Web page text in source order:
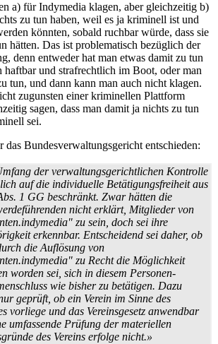
a) für Indymedia klagen, aber gleichzeitig b)
zu tun haben, weil es ja kriminell ist und
könnten, sobald ruchbar würde, dass sie
hätten. Das ist problematisch bezüglich der
denn entweder hat man etwas damit zu tun
haftbar und strafrechtlich im Boot, oder man
tun, und dann kann man auch nicht klagen.
zugunsten einer kriminellen Plattform
sagen, dass man damit ja nichts zu tun
sei.
das Bundesverwaltungsgericht entschieden:
der verwaltungsgerichtlichen Kontrolle
auf die individuelle Betätigungs­freiheit aus
1 GG beschränkt. Zwar hätten die
nicht erklärt, Mitglieder von
zu sein, doch sei ihre
erkennbar. Entscheidend sei daher, ob
die Auflösung von
zu Recht die Möglichkeit
worden sei, sich in diesem Personen­
wie bisher zu betätigen. Dazu
geprüft, ob ein Verein im Sinne des
vorliege und das Vereinsgesetz anwendbar
umfassende Prüfung der materiellen
des Vereins erfolge nicht.»